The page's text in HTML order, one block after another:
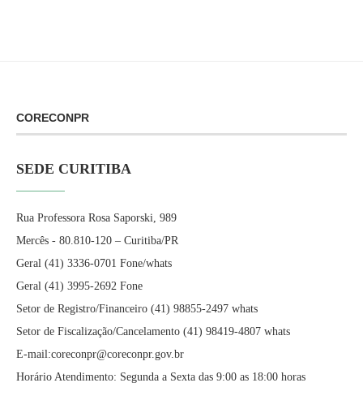
CORECONPR
SEDE CURITIBA
Rua Professora Rosa Saporski, 989
Mercês - 80.810-120 – Curitiba/PR
Geral (41) 3336-0701 Fone/whats
Geral (41) 3995-2692 Fone
Setor de Registro/Financeiro (41) 98855-2497 whats
Setor de Fiscalização/Cancelamento (41) 98419-4807 whats
E-mail:coreconpr@coreconpr.gov.br
Horário Atendimento: Segunda a Sexta das 9:00 as 18:00 horas